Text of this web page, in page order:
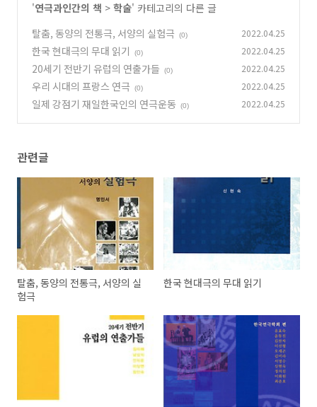
'연극과인간의 책 > 학술' 카테고리의 다른 글
탈춤, 동양의 전통극, 서양의 실험극
(0) 2022.04.25
한국 현대극의 무대 읽기 (0) 2022.04.25
20세기 전반기 유럽의 연출가들 (0) 2022.04.25
우리 시대의 프랑스 연극 (0) 2022.04.25
일제 강점기 재일한국인의 연극운동 (0) 2022.04.25
관련글
탈춤, 동양의 전통극, 서양의 실
험극
한국 현대극의 무대 읽기